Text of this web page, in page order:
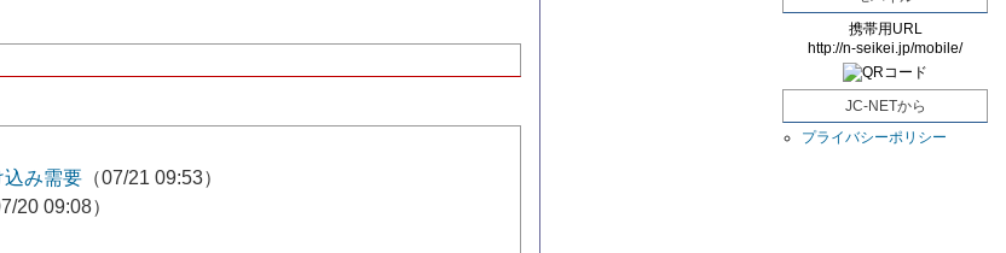
み需要 （07/21 09:53）
20 09:08）
携帯用URL
http://n-seikei.jp/mobile/
JC-NETから
プライバシーポリシー